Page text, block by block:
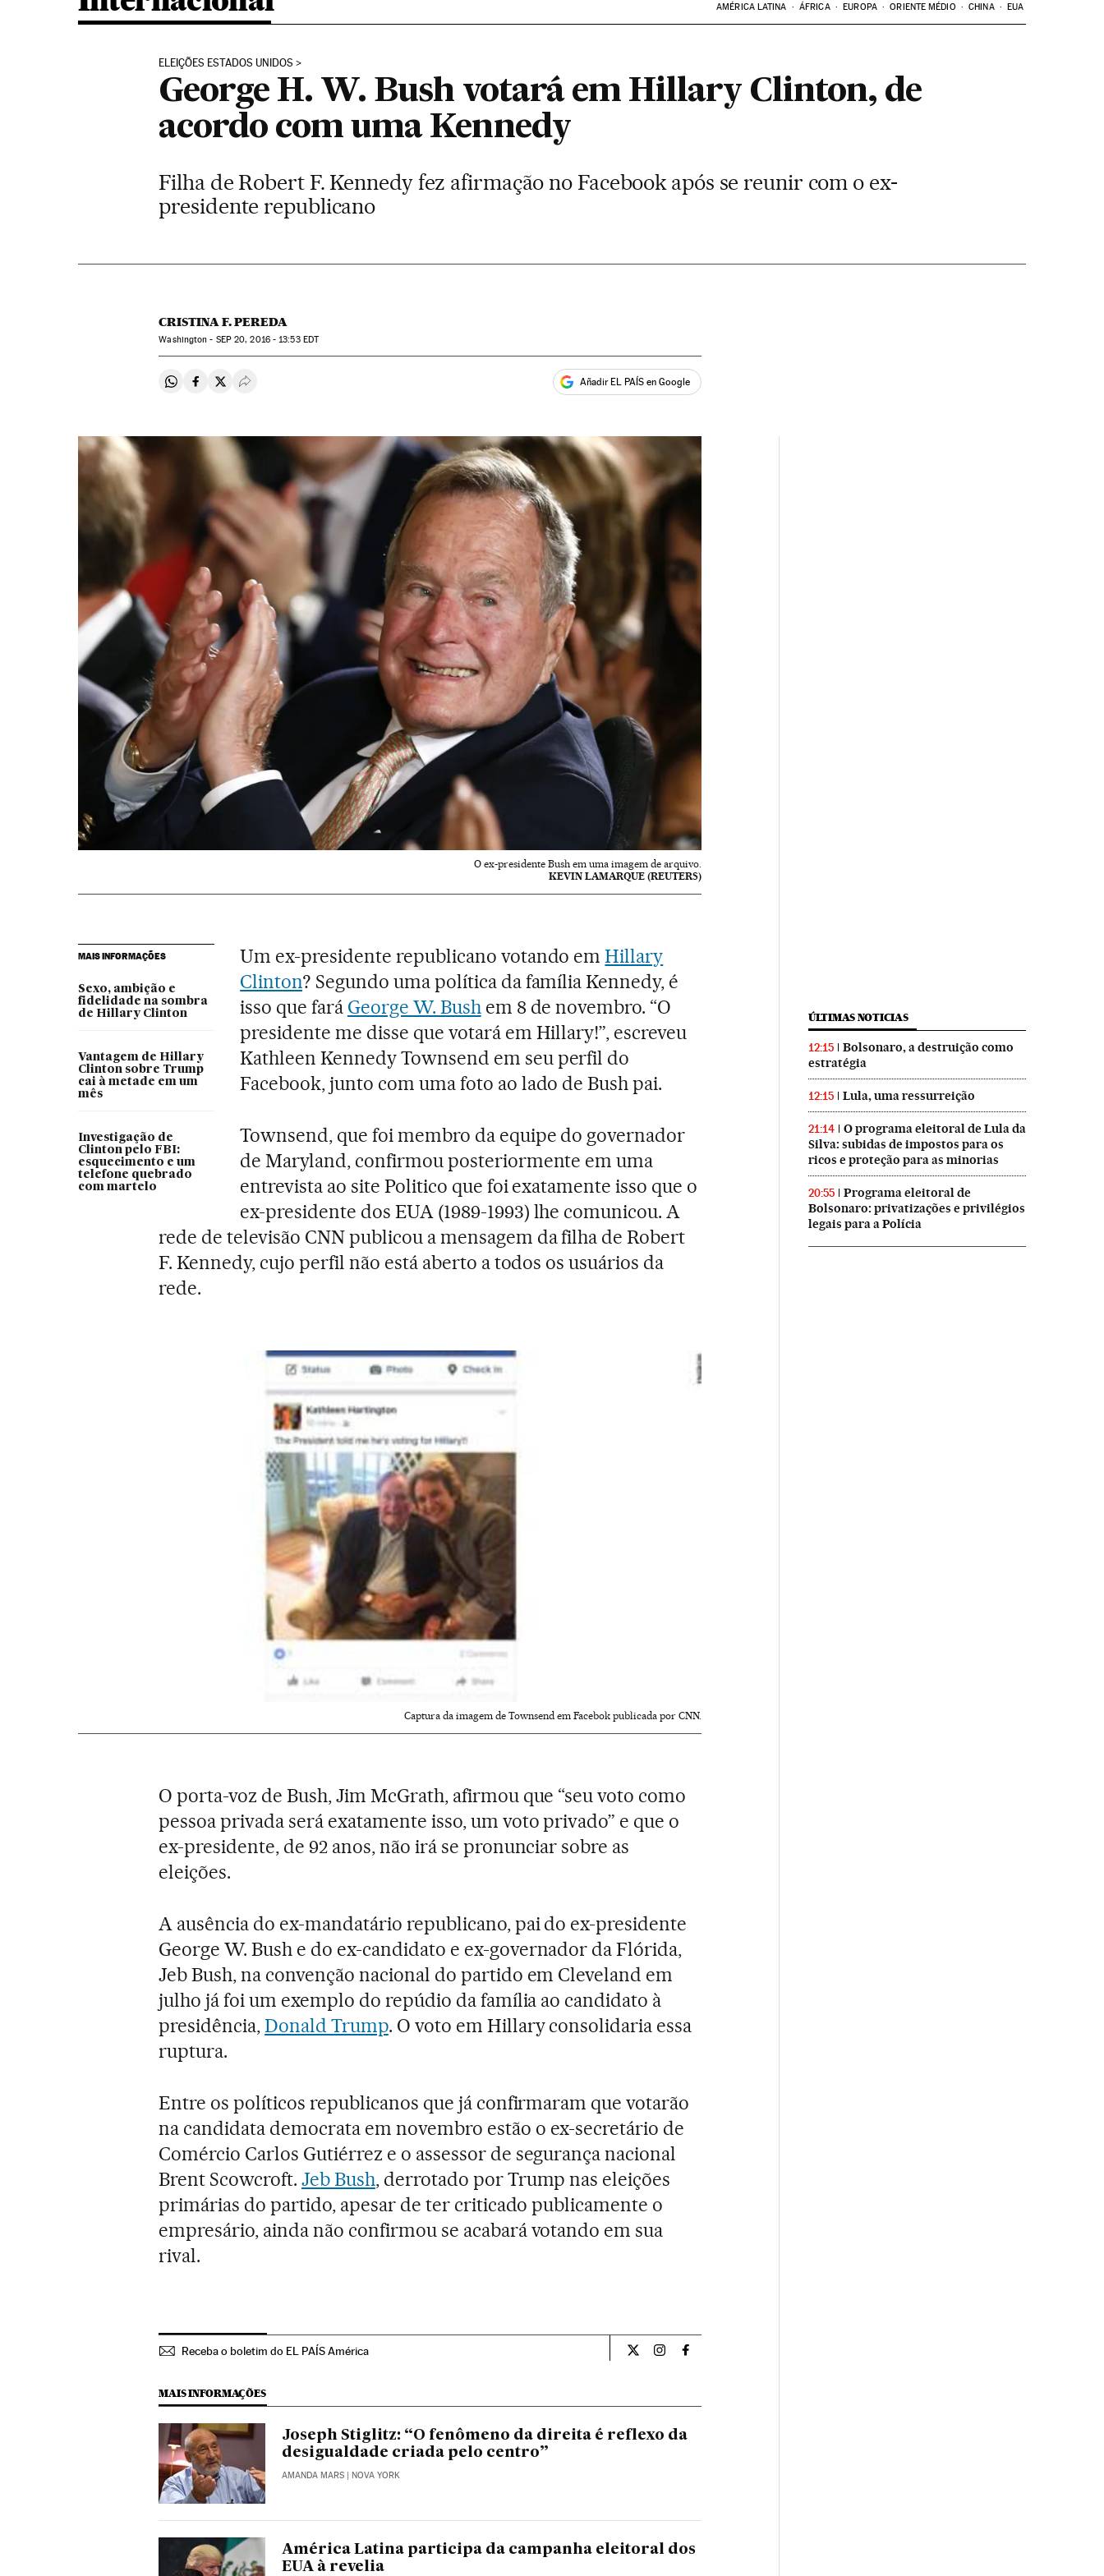
AMÉRICA LATINA ÁFRICA EUROPA ORIENTE MÉDIO CHINA EUA
ELEIÇÕES ESTADOS UNIDOS
George H. W. Bush votará em Hillary Clinton, de
acordo com uma Kennedy
Filha de Robert F. Kennedy fez afirmação no Facebook após se reunir com o ex-
presidente republicano
CRISTINA F. PEREDA
Washington - SEP20, 2016 - 13:53EDT
Compartir en Whatsapp
Compartir en Facebook
Compartir en Twitter
Desplegar Redes Sociales Añadir EL PAÍS en Google
O ex-presidente Bush em uma imagem de arquivo.
KEVIN LAMARQUE (REUTERS)
MAIS INFORMAÇÕES
Sexo, ambição e
fidelidade na sombra
de Hillary Clinton
Vantagem de Hillary
Clinton sobre Trump
cai à metade em um
mês
Investigação de
Clinton pelo FBI:
esquecimento e um
telefone quebrado
com martelo
Um ex-presidente republicano votando emHillary
Clinton? Segundo uma política da família Kennedy, é
isso que fará George W. Bushem 8 de novembro. “O
presidente me disse que votará em Hillary!”, escreveu
Kathleen Kennedy Townsend em seu perfil do
Facebook, junto com uma foto ao lado de Bush pai.
Townsend, que foi membro da equipe do governador
de Maryland, confirmou posteriormente em uma
entrevista ao site Politico que foi exatamente isso que o
ex-presidente dos EUA (1989-1993) lhe comunicou. A
rede de televisão CNN publicou a mensagem da filha de Robert
F. Kennedy, cujo perfil não está aberto a todos os usuários da
rede.
Captura da imagem de Townsend em Facebok publicada por CNN.
O porta-voz de Bush, Jim McGrath, afirmou que “seu voto como
pessoa privada será exatamente isso, um voto privado” e que o
ex-presidente, de 92 anos, não irá se pronunciar sobre as
eleições.
A ausência do ex-mandatário republicano, pai do ex-presidente
George W. Bush e do ex-candidato e ex-governador da Flórida,
Jeb Bush, na convenção nacional do partido em Cleveland em
julho já foi um exemplo do repúdio da família ao candidato à
presidência,Donald Trump. O voto em Hillary consolidaria essa
ruptura.
Entre os políticos republicanos que já confirmaram que votarão
na candidata democrata em novembro estão o ex-secretário de
Comércio Carlos Gutiérrez e o assessor de segurança nacional
Brent Scowcroft.Jeb Bush, derrotado por Trump nas eleições
primárias do partido, apesar de ter criticado publicamente o
empresário, ainda não confirmou se acabará votando em sua
rival.
Receba o boletim do EL PAÍS América Internacional El País Brasil en Twitter
Internacional El País Brasil en Instagram
Internacional El País Brasil en Facebook
MAIS INFORMAÇÕES
Joseph Stiglitz: “O fenômeno da direita é reflexo da
desigualdade criada pelo centro”
AMANDA MARS | NOVA YORK
América Latina participa da campanha eleitoral dos
EUA à revelia
ÚLTIMAS NOTICIAS
12:15
Bolsonaro, a destruição como
estratégia
12:15 Lula, uma ressurreição
21:14
O programa eleitoral de Lula da
Silva: subidas de impostos para os
ricos e proteção para as minorias
20:55
Programa eleitoral de
Bolsonaro: privatizações e privilégios
legais para a Polícia